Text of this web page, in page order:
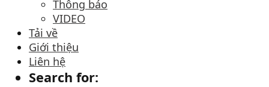
Thông báo
VIDEO
Tải về
Giới thiệu
Liên hệ
Search for: